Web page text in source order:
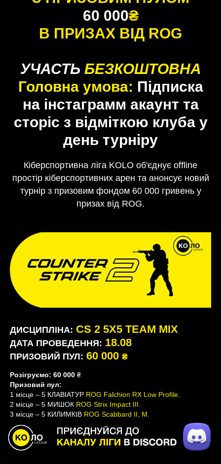
60 000₴
В ПРИЗАХ ВІД ROG
УЧАСТЬ БЕЗКОШТОВНА
Головна умова: Підписка
на інстаграмм акаунт та
сторіс з відміткою клуба у
день турніру
Кіберспортивна ліга KOLO об'єднує оffline
простір кіберспортивних арен та анонсує новий
турнір з призовим фондом 60 000 гривень у
призах від ROG.
ДИСЦИПЛІНА: CS 2 5X5 TEAM MIX
ДАТА ПРОВЕДЕННЯ: 18.08
ПРИЗОВИЙ ПУЛ: 60 000 ₴
Розігруємо: 60 000 ₴
Призовий пул:
1 місце – 5 КЛАВІАТУР ROG Falchion RX Low Profile
2 місце – 5 МИШОК ROG Strix Impact III
3 місце – 5 КИЛИМКІВ ROG Scabbard II, М